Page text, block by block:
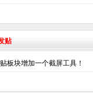
贴
板块增加一个截屏工具！